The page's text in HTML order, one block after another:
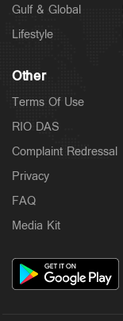
Gulf & Global
Lifestyle
Other
Terms Of Use
RIO DAS
Complaint Redressal
Privacy
FAQ
Media Kit